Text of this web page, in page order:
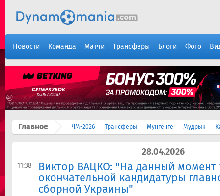
Новости Команда Матчи Трансферы Блоги Фото
Главное ЧМ-2026 Трансферы Мунгенге Мудрык
28.04.2026
11:38
Виктор ВАЦКО: "На данный момент
окончательной кандидатуры
сборной Украины"